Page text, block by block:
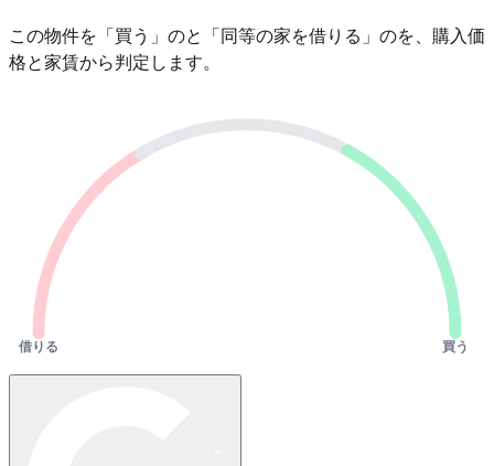
この物件を「買う」のと「同等の家を借りる」のを、購入価
格と家賃から判定します。
借りる 買う